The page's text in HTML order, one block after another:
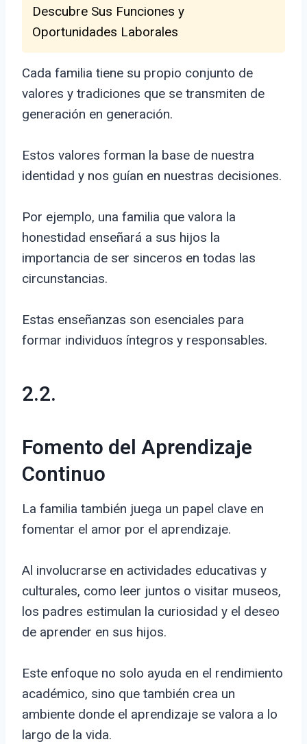
Descubre Sus Funciones y
Oportunidades Laborales
Cada familia tiene su propio conjunto de
valores y tradiciones que se transmiten de
generación en generación.
Estos valores forman la base de nuestra
identidad y nos guían en nuestras decisiones.
Por ejemplo, una familia que valora la
honestidad enseñará a sus hijos la
importancia de ser sinceros en todas las
circunstancias.
Estas enseñanzas son esenciales para
formar individuos íntegros y responsables.
2.2.
Fomento del Aprendizaje
Continuo
La familia también juega un papel clave en
fomentar el amor por el aprendizaje.
Al involucrarse en actividades educativas y
culturales, como leer juntos o visitar museos,
los padres estimulan la curiosidad y el deseo
de aprender en sus hijos.
Este enfoque no solo ayuda en el rendimiento
académico, sino que también crea un
ambiente donde el aprendizaje se valora a lo
largo de la vida.